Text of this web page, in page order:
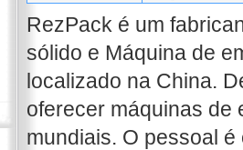
RezPack é um
sólido e Máquina de
localizado na China.
oferecer máquinas de
mundiais. O pessoal